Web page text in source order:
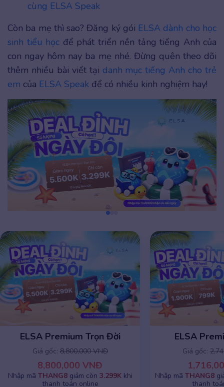
cùng ELSA Speak
Còn ba mẹ thì sao? Đăng ký gói ELSA dành cho học
sinh tiểu học để phát triển nền tảng tiếng Anh của
con ngay hôm nay ba mẹ nhé. Đừng quên theo dõi
thêm nhiều bài viết tại danh mục tiếng Anh cho trẻ
em của ELSA Speak để có nhiều kinh nghiệm hay!
ELSA Premium 1 năm
Giá gốc: 2,745,000 VNĐ
1,716,000 VNĐ
Nhập mãTHANG8giảm chỉ còn799K khi
thanh toán online
ELSA
Giá gốc:
Nhập mãTHANG8
thanh